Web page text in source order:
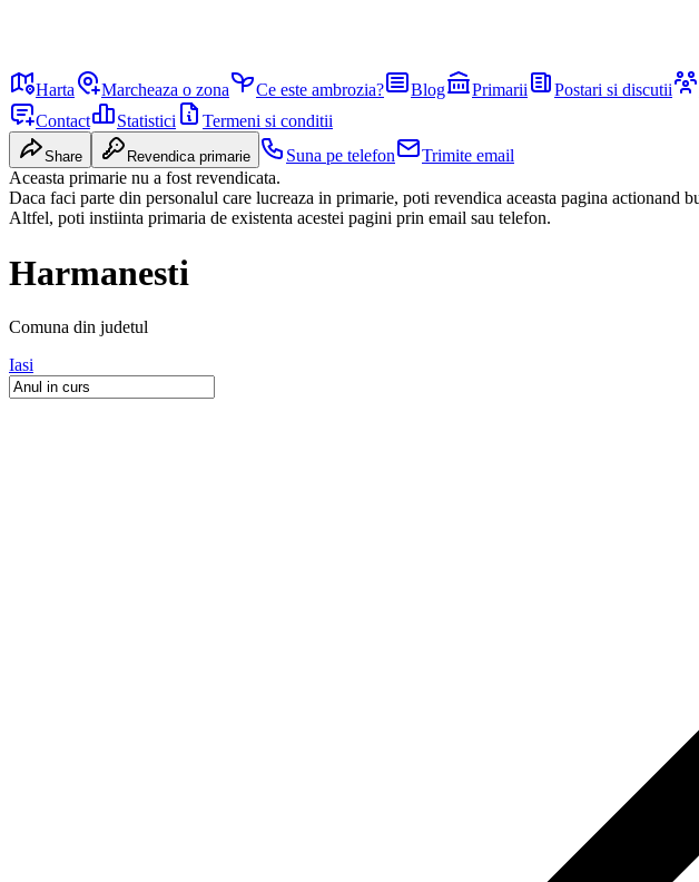
Harta Marcheaza o zona Ce este ambrozia? Blog Primarii Postari si discutii
Contact
Statistici Termeni si conditii
Share Revendica primarie Suna pe telefon
Trimite email
Aceasta primarie nu a fost revendicata.
Daca faci parte din personalul care lucreaza in primarie, poti revendica aceasta pagina
Altfel, poti instiinta primaria de existenta acestei pagini prin email sau telefon.
Harmanesti
Comuna din judetul
Iasi